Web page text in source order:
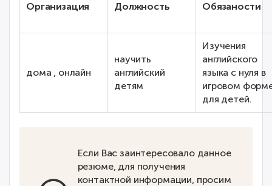
Организация Должность Обязаности
дома , онлайн
научить
английский
детям
Изучения
английского
языка с нуля в
игровом
для детей.
Если Вас заинтересовало данное
резюме, для получения
контактной информации, просим